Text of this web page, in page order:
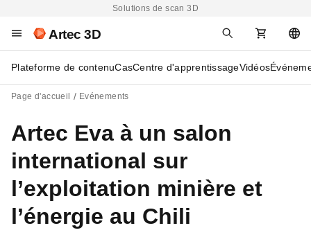
Solutions de scan 3D
Artec 3D
Plateforme de contenuCasCentre d'apprentissageVidéos
Page d'accueil Evénements
Artec Eva à un salon
international sur
l’exploitation minière et
l’énergie au Chili